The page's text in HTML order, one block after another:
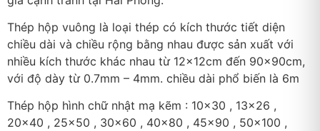
Thép hộp vuông là loại thép có kích thước tiết diện
chiều dài và chiều rộng bằng nhau được sản xuất với
nhiều kích thước khác nhau từ 12x12cm đến 90x90cm,
với độ dày từ 0.7mm – 4mm. chiều dài phổ biến là 6m
Thép hộp hình chữ nhật mạ kẽm : 10×30 , 13×26 ,
20×40 , 25×50 , 30×60 , 40×80 , 45×90 , 50×100 ,